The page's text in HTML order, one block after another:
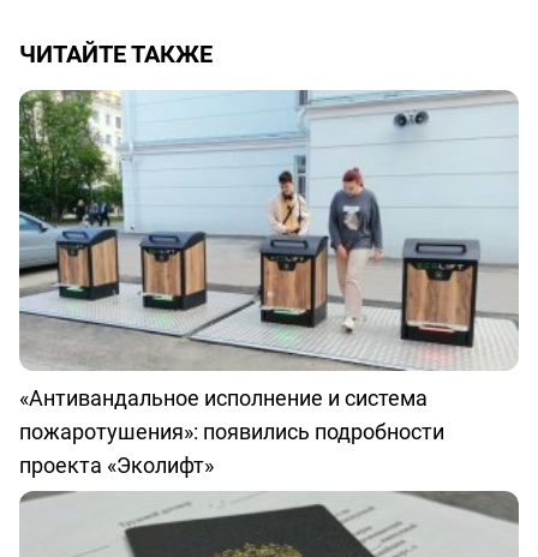
ЧИТАЙТЕ ТАКЖЕ
«Антивандальное исполнение и система
пожаротушения»: появились подробности
проекта «Эколифт»